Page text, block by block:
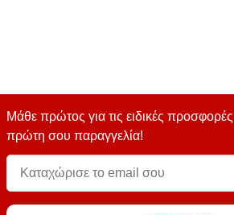
Μάθε πρώτος για τις ειδικές
πρώτη σου παραγγελία!